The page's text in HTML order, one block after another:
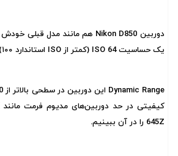
یک حساسیت ISO 64 (کمتر از ISO استاندارد ۱۰۰) است.
کیفیتی در حد دوربین‌های مدیوم فرمت مانند
645Z را در آن ببینیم.